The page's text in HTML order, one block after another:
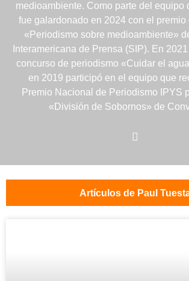
medioambiente. Como parte del equipo
fue galardonado en 2024 con el premio
«Periodismo sobre medioambiente»
Interamericana de Prensa (SIP). En
concurso de periodismo «Cuidar el
en 2019 participó en el equipo que
Premio Nacional de Periodismo IPYS
«División de Sobornos» de
Artículos de Paul